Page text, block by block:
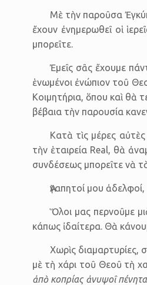
Μὲ τὴν παροῦσα
ἔχουν ἐνημερωθεῖ οἱ
μπορεῖτε.
Ἐμεῖς σᾶς ἔχουμε
ἑνωμένοι ἐνώπιον τοῦ
Κοιμητήρια, ὅπου καὶ
βέβαια τὴν παρουσία
Κατὰ τὶς μέρες
τὴν ἑταιρεία Real, θὰ
συνδέσεως μπορεῖτε νὰ
Ἀγαπητοί μου ἀδελφοί,
Ὅλοι μας περνοῦμε
κάπως ἰδαίτερα. Θὰ
Χωρὶς διαμαρτυρίες,
μὲ τὴ χάρι τοῦ Θεοῦ τὴ
ἀπὸ κοπρίας ἀνυψοῖ